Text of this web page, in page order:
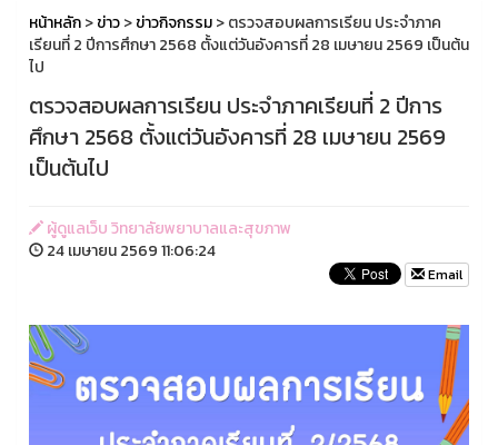
หน้าหลัก>ข่าว>ข่าวกิจกรรม> ตรวจสอบผลการเรียน ประจำภาค
เรียนที่ 2 ปีการศึกษา 2568 ตั้งแต่วันอังคารที่ 28 เมษายน 2569 เป็นต้น
ไป
ตรวจสอบผลการเรียน ประจำภาคเรียนที่ 2 ปีการ
ศึกษา 2568 ตั้งแต่วันอังคารที่ 28 เมษายน 2569
เป็นต้นไป
ผู้ดูแลเว็บ วิทยาลัยพยาบาลและสุขภาพ
24 เมษายน 2569 11:06:24
Email